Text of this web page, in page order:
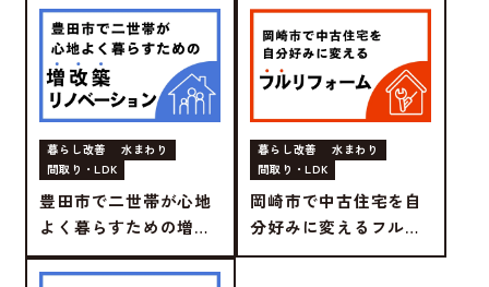
暮らし改善
水まわり
間取り・LDK
豊田市で二世帯が心地
よく暮らすための増改
築リノベーション
暮らし改善
水まわり
間取り・LDK
岡崎市で中古住宅を自
分好みに変えるフルリ
フォーム